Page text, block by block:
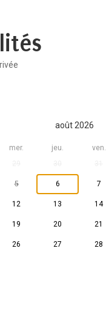
août 2026
mer. jeu. ven.
5 6 7
12 13 14
19 20 21
26 27 28